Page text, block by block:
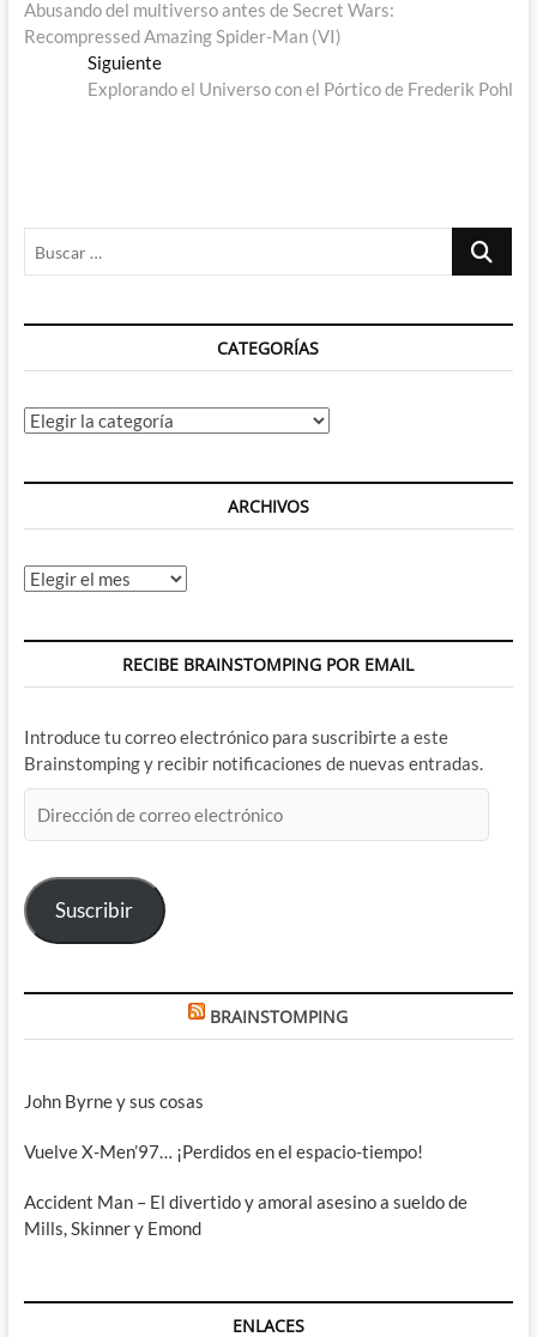
de
entradas
anterior:
Abusando del multiverso antes de Secret Wars:
Recompressed Amazing Spider-Man (VI)
SiguienteEntrada
siguiente:
Explorando el Universo con el Pórtico de Frederik Pohl
Buscar
CATEGORÍAS
Categorías
ARCHIVOS
Archivos
RECIBE BRAINSTOMPING POR EMAIL
Introduce tu correo electrónico para suscribirte a este
Brainstomping y recibir notificaciones de nuevas entradas.
de
electrónico
Suscribir
BRAINSTOMPING
John Byrne y sus cosas
Vuelve X-Men’97… ¡Perdidos en el espacio-tiempo!
Accident Man – El divertido y amoral asesino a sueldo de
Mills, Skinner y Emond
ENLACES